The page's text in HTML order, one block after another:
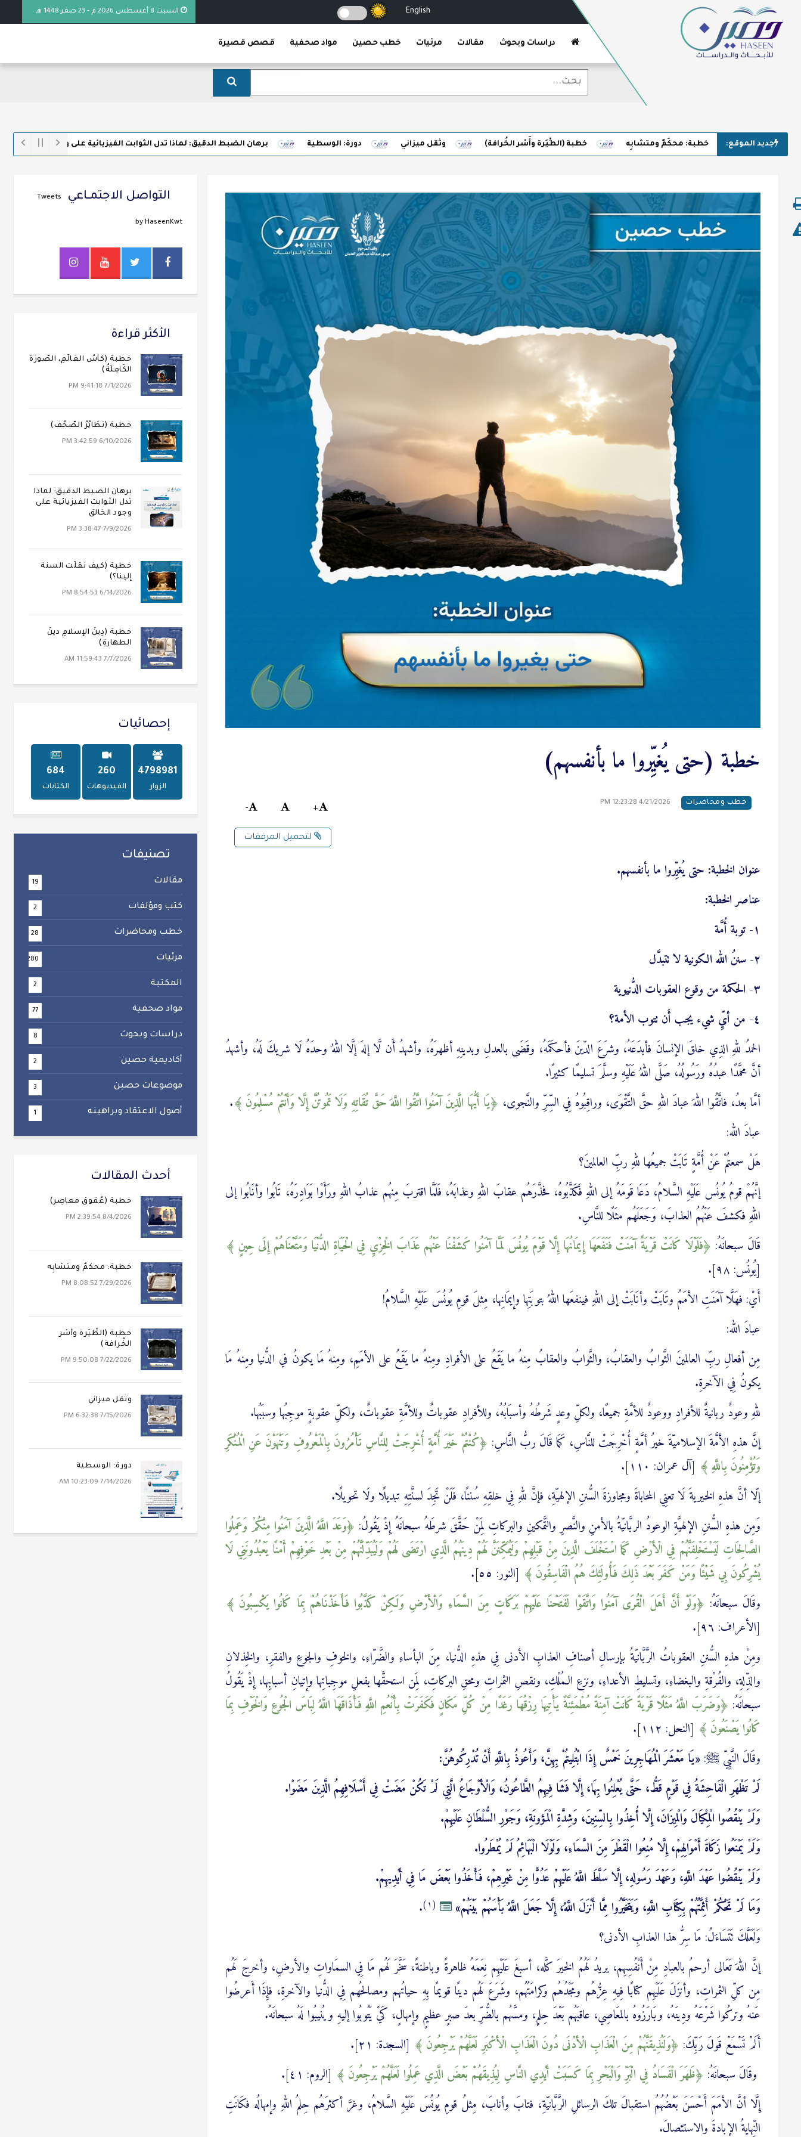
English السبت 8 أغسطس 2026 م - 23 صفر 1448 هـ
دراسات وبحوث مقالات مرئيات خطب حصين مواد صحفية قصص قصيرة
جديد الموقع:خطبة: محكَمٌ ومتشابِه خطبة (الطِّيَرة وأَسْر الخُرافة) وثقل ميزاني دورة: الوسطية برهان الضبط الدقيق: لماذا تدل الثوابت الفيزيائية على وجود الخالق خطبة
خطبة (حتى يُغيِّروا ما بأنفسهم)
خطب ومحاضرات 4/21/2026 12:23:28 PM
+
-
لتحميل المرفقات
عنوان الخطبة: حتى يُغيِّروا ما بأنفسهم.
عناصر الخطبة:
١- توبة أُمَّة
٢- سننُ الله الكونية لا تتبدَّل
٣- الحكمة من وقوع العقوبات الدُّنيوية
٤- من أيِّ شيء يجب أَن تتوب الأمة؟
الحمدُ للهِ الذِي خلقَ الإنسانَ فأبدَعَهُ، وشرَعَ الدّينَ فأحكَمَهُ، وقَضَى بالعدلِ وبدينِهِ أظهرَهُ، وأشهدُ أَن لَّا إلهَ إلَّا اللهُ وحدَهُ لَا شريكَ لَهُ، وأشهدُ
أنَّ محمَّدًا عبدُهُ ورَسُولُهُ، صَلَّى اللهُ عَلَيْهِ وسلَّمَ تسليمًا كثيرًا.
أمَّا بعدُ، فاتَّقُوا اللهَ عبادَ اللهِ حقَّ التَّقْوَى، وراقِبُوهُ فِي السِّرِّ والنَّجوى،
يَا أَيُّهَا الَّذِينَ آمَنُوا اتَّقُوا اللَّهَ حَقَّ تُقَاتِهِ وَلَا تَمُوتُنَّ إِلَّا وَأَنْتُمْ مُسْلِمُونَ
.
عبادَ الله:
هَلْ سمعتُمْ عَنْ أُمَّةٍ تَابَتْ جميعُها للهِ ربِّ العالمينَ؟
إنَّهُمْ قومُ يُونُس عَلَيْهِ السَّلامُ، دَعَا قَومَهُ إلى اللهِ فَكَذَّبُوهُ، فحذَّرَهُم عقابَ اللهِ وعذابَهُ، فَلَمَّا اقتربَ مِنهُم عذابُ اللهِ ورَأَوْا بَوَادِرَهُ، تَابُوا وأنَابُوا إلى
اللهِ فكشفَ عَنْهُمُ العذابَ، وَجَعَلَهُم مثَلًا للنَّاسِ.
قَالَ سبحانَهُ:
فَلَوْلَا كَانَتْ قَرْيَةٌ آمَنَتْ فَنَفَعَهَا إِيمَانُهَا إِلَّا ‌قَوْمَ ‌يُونُسَ لَمَّا آمَنُوا كَشَفْنَا عَنْهُم عَذَابَ الْخِزْيِ فِي الْحَيَاةِ الدُّنْيَا وَمَتَّعْنَاهُمْ إِلَى حِينٍ
[يُونُس: ٩٨].
أَيْ: فهَلَّا آمَنَتِ الأمَمُ وتَابَتْ وأنَابَتْ إلى اللهِ فينفعَها اللهُ بتوبَتِها وإيمَانِها، مِثلَ قومِ يُونُسَ عَلَيْهِ السَّلامُ!
عبادَ الله:
مِن أفعالِ ربِّ العالمينَ الثَّوابُ والعقابُ، والثَّوابُ والعقابُ مِنهُ ما يَقَعُ على الأفرادِ ومِنهُ ما يَقَعُ على الأمَمِ، ومِنهُ مَا يكونُ في الدُّنيا ومِنهُ مَا
يكونُ فِي الآخرةِ.
للهِ وعودٌ ربانيةٌ للأفرادِ ووعودٌ للأمَّةِ جميعًا، ولكلِّ وعدٍ شَرطُهُ وأسبَابُهُ، وللأفرادِ عقوباتٌ وللأمَّةِ عقوباتٌ، ولكلِّ عقوبةٍ موجِبُها وسبَبُها.
إنَّ هذهِ الأمَّةَ الإسلاميّةَ خيرُ أمَّةٍ أُخْرِجَتْ للنَّاسِ، كَمَا قَالَ ربُّ النَّاسِ:
كُنْتُمْ ‌خَيْرَ أُمَّةٍ أُخْرِجَتْ لِلنَّاسِ تَأْمُرُونَ بِالْمَعْرُوفِ وَتَنْهَوْنَ عَنِ الْمُنْكَرِ
وَتُؤْمِنُونَ بِاللَّهِ
[آل عمران: ١١٠].
إلّا أنَّ هذهِ الخيريةَ لَا تعنِي المحاباةَ ومجاوزةَ السُّننِ الإلهيّةِ، فإنَّ للهِ فِي خلقِهِ سُننًا، فَلَنْ تَجِدَ لسنَّتِهِ تبديلًا ولَا تحويلًا.
وَمِن هذهِ السُّننِ الإلهيَّةِ الوعودُ الربَّانيّةُ بالأمنِ والنَّصرِ والتَّمكينِ والبركاتِ لِمَنْ حَقَّقَ شرطَهُ سبحانَهُ إِذْ يَقُولُ:
وَعَدَ ‌اللَّهُ الَّذِينَ آمَنُوا مِنْكُمْ وَعَمِلُوا
الصَّالِحَاتِ لَيَسْتَخْلِفَنَّهُمْ فِي الْأَرْضِ كَمَا اسْتَخْلَفَ الَّذِينَ مِنْ قَبْلِهِمْ وَلَيُمَكِّنَنَّ لَهُمْ دِينَهُمُ الَّذِي ارْتَضَى لَهُمْ وَلَيُبَدِّلَنَّهُمْ مِنْ بَعْدِ خَوْفِهِمْ أَمْنًا يَعْبُدُونَنِي لَا
يُشْرِكُونَ بِي شَيْئًا وَمَنْ كَفَرَ بَعْدَ ذَلِكَ فَأُولَئِكَ هُمُ الْفَاسِقُونَ
[النور: ٥٥].
وقَالَ سبحانَهُ:
وَلَوْ أَنَّ أَهَلَ الْقُرَى آمَنُوا وَاتَّقَوْا لَفَتَحْنَا عَلَيْهِمْ ‌بَرَكَاتٍ مِنَ السَّمَاءِ وَالْأَرْضِ وَلَكِنْ كَذَّبُوا فَأَخَذْنَاهُمْ بِمَا كَانُوا يَكْسِبُونَ
[الأعراف: ٩٦].
ومِنْ هذهِ السُّننِ العقوباتُ الرَّبَّانيّةُ بإرسالِ أصنافِ العذابِ الأدنى فِي هذهِ الدُّنيا، مِنَ البأساءِ والضَّرّاءِ، والخوفِ والجوعِ والفقرِ، والخِذلانِ
والذِّلةِ، والفُرْقةِ والبغضاءِ، وتسليطِ الأعداءِ، ونزعِ الـمُلْكِ، ونقصِ الثمراتِ ومحقِ البركاتِ، لِمَن استحقَّها بفعلِ موجِباتِها وإتيانِ أسبابِها، إِذْ يَقُولُ
سبحانَهُ:
وَضَرَبَ اللَّهُ مَثَلًا قَرْيَةً كَانَتْ آمِنَةً مُطْمَئِنَّةً يَأْتِيهَا رِزْقُهَا رَغَدًا مِنْ كُلِّ مَكَانٍ فَكَفَرَتْ بِأَنْعُمِ اللَّهِ فَأَذَاقَهَا اللَّهُ لِبَاسَ الْجُوعِ وَالْخَوْفِ بِمَا
كَانُوا يَصْنَعُونَ
[النحل: ١١٢].
وقَالَ النَّبِيّ ﷺ: «يَا مَعْشَرَ الْمُهَاجِرِينَ خَمْسٌ إِذَا ابْتُلِيتُمْ بِهِنَّ، وَأَعُوذُ بِاللَّهِ أَنْ تُدْرِكُوهُنَّ:
لَمْ تَظْهَرِ الْفَاحِشَةُ فِي قَوْمٍ قَطُّ، حَتَّى يُعْلِنُوا بِهَا، إِلَّا فَشَا فِيهِمُ الطَّاعُونُ، وَالْأَوْجَاعُ الَّتِي لَمْ تَكُنْ مَضَتْ فِي أَسْلَافِهِمُ الَّذِينَ مَضَوْا.
وَلَمْ يَنْقُصُوا الْمِكْيَالَ وَالْمِيزَانَ، إِلَّا أُخِذُوا بِالسِّنِينَ، وَشِدَّةِ الْمَؤونَةِ، وَجَوْرِ السُّلْطَانِ عَلَيْهِمْ.
وَلَمْ يَمْنَعُوا زَكَاةَ أَمْوَالِهِمْ، إِلَّا مُنِعُوا الْقَطْرَ مِنَ السَّمَاءِ، وَلَوْلَا الْبَهَائِمُ لَمْ يُمْطَرُوا.
وَلَمْ يَنْقُضُوا عَهْدَ اللَّهِ، وَعَهْدَ رَسُولهِ، إِلَّا سَلَّطَ اللَّهُ عَلَيْهِمْ عَدُوًّا مِنْ غَيْرِهِمْ، فَأَخَذُوا بَعْضَ مَا فِي أَيْدِيهِمْ.
وَمَا لَمْ تَحْكُمْ أَئِمَّتُهُمْ بِكِتَابِ اللَّهِ، وَيَتَخَيَّرُوا مِمَّا أَنْزَلَ اللَّهُ، إِلَّا جَعَلَ اللَّهُ بَأْسَهُمْ بَيْنَهُمْ»
(١)
.
وَلَعَلَّكَ تَتَسَاءَلُ: مَا سِرُّ هذا العذابِ الأدنى؟
إنَّ اللهَ تَعَالى أرحمُ بالعبادِ مِنْ أَنْفُسِهِم، يريدُ لَهُمُ الخيرَ كلَّه، أسبغَ عَلَيْهِم نِعَمَهُ ظاهرةً وباطنةً، سَخَّرَ لَهُم مَا فِي السمَاواتِ والأرضِ، وأخرجَ لَهُم
مِن كلِّ الثمراتِ، وأنزَلَ عَلَيْهِم كتابًا فِيهِ عِزُّهُم ومَجْدُهُم وكرامَتُهُم، وشَرَعَ لَهُم دينًا قويمًا بِهِ حياتُهم ومصالحُهم فِي الدُّنيا والآخرةِ، فإِذَا أَعرضُوا
عَنهُ وتركُوا شَرْعَهُ ودِينَهُ، وبَارَزُوهُ بالمعَاصِي، عاقبَهُم بَعْدَ حِلمٍ، ومسَّهُم بالضُّرِّ بعدَ صبرٍ عظيمٍ وإمهالٍ، كَيْ يَتُوبُوا إليهِ ويُنيبُوا لَهُ سبحانَهُ.
أَلَمْ تَسْمَعْ قَولَ رَبِّكَ:
وَلَنُذِيقَنَّهُمْ مِنَ الْعَذَابِ الْأَدْنَى دُونَ الْعَذَابِ الْأَكْبَرِ ‌لَعَلَّهُمْ ‌يَرْجِعُونَ
[السجدة: ٢١].
وقَالَ سبحانَهُ:
ظَهَرَ الْفَسَادُ فِي الْبَرِّ وَالْبَحْرِ بِمَا كَسَبَتْ أَيْدِي النَّاسِ لِيُذِيقَهُمْ بَعْضَ الَّذِي عَمِلُوا ‌لَعَلَّهُمْ ‌يَرْجِعُونَ
[الروم: ٤١].
إِلَّا أنَّ الأمَمَ أَحْسَنَ بَعْضُهُمُ استقبالَ تلكَ الرسائلِ الرَّبَّانيّةِ، فتابَ وأنابَ، مِثلُ قومِ يُونُسَ عَلَيْهِ السَّلامُ، وغرَّ أكثرَهُم حِلمُ اللهِ وإمهالُه فكَانَتِ
النِّهايةُ الإبادةَ والاستئصالَ.
التواصل الاجتمــاعي Tweets
by HaseenKwt
الأكثر قراءة
خطبة (كَأسُ العَالَمِ، الصُّورَةُ
الكَامِلَةُ)
7/1/2026 9:41:18 PM
خطبة (تَطَايُرُ الصُّحُف)
6/10/2026 3:42:59 PM
برهان الضبط الدقيق: لماذا
تدل الثوابت الفيزيائية على
وجود الخالق
7/9/2026 3:38:47 PM
خطبة (كيف نُقلَت السنة
إلينا؟)
6/14/2026 8:54:53 PM
خطبة (دِينُ الإسلامِ دينُ
الطهارةِ)
7/7/2026 11:59:43 AM
إحصائيات
5239062
الزوار
284
الفيديوهات
747
الكتابات
تصنيفات
مقالات 19
كتب ومؤلفات 2
خطب ومحاضرات 28
مرئيات 280
المكتبة 2
مواد صحفية 77
دراسات وبحوث 8
أكاديمية حصين 2
موضوعات حصين 3
أصول الاعتقاد وبراهينه 1
أحدث المقالات
خطبة (عُقوقٌ معاصِر)
8/4/2026 2:39:54 PM
خطبة: محكَمٌ ومتشابِه
7/29/2026 8:08:52 PM
خطبة (الطِّيَرة وأَسْر
الخُرافة)
7/22/2026 9:50:08 PM
وثقل ميزاني
7/15/2026 6:32:38 PM
دورة: الوسطية
7/14/2026 10:23:09 AM